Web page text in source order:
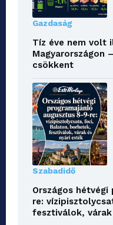
Gazdaság
Tíz éve nem volt
Magyarországon
csökkent
Szabadidő
Országos
re:
fesztiválok,